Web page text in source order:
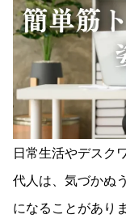
日常生活やデスク
代人は、気づかぬ
になることがあり